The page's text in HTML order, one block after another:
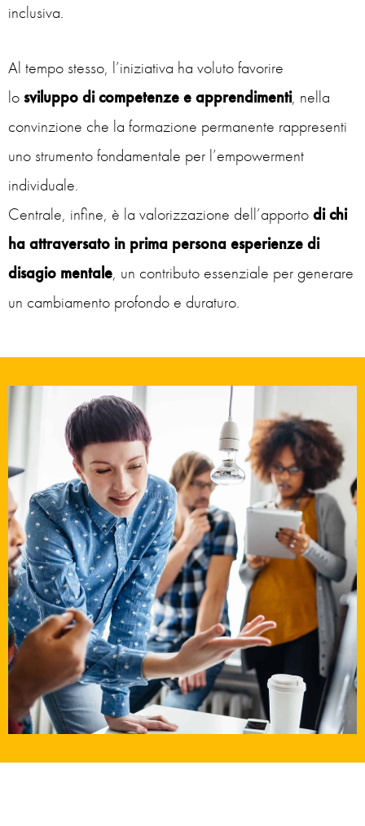
inclusiva.
Al tempo stesso, l’iniziativa ha voluto favorire
losviluppo di competenze e apprendimenti, nella
convinzione che la formazione permanente rappresenti
uno strumento fondamentale per l’empowerment
individuale.
Centrale, infine, è la valorizzazione dell’apportodi chi
ha attraversato in prima persona esperienze di
disagio mentale, un contributo essenziale per generare
un cambiamento profondo e duraturo.